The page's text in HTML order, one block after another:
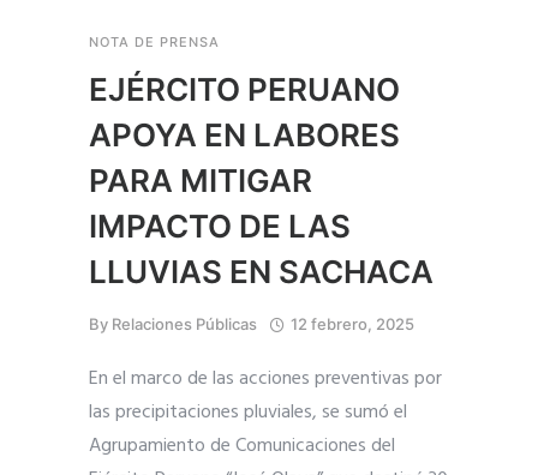
NOTA DE PRENSA
EJÉRCITO PERUANO
APOYA EN LABORES
PARA MITIGAR
IMPACTO DE LAS
LLUVIAS EN SACHACA
By Relaciones Públicas 12 febrero, 2025
En el marco de las acciones preventivas por
las precipitaciones pluviales, se sumó el
Agrupamiento de Comunicaciones del